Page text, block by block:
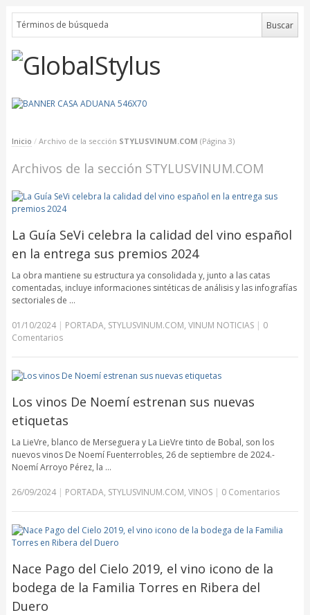
Inicio / Archivo de la sección STYLUSVINUM.COM (Página 3)
Archivos de la sección STYLUSVINUM.COM
La Guía SeVi celebra la calidad del vino español
en la entrega sus premios 2024
La obra mantiene su estructura ya consolidada y, junto a las catas
comentadas, incluye informaciones sintéticas de análisis y las infografías
sectoriales de …
01/10/2024| PORTADA, STYLUSVINUM.COM, VINUM NOTICIAS | 0
Comentarios
Los vinos De Noemí estrenan sus nuevas
etiquetas
La LieVre, blanco de Merseguera y La LieVre tinto de Bobal, son los
nuevos vinos De Noemí Fuenterrobles, 26 de septiembre de 2024.-
Noemí Arroyo Pérez, la …
26/09/2024| PORTADA, STYLUSVINUM.COM, VINOS | 0 Comentarios
Nace Pago del Cielo 2019, el vino icono de la
bodega de la Familia Torres en Ribera del
Duero